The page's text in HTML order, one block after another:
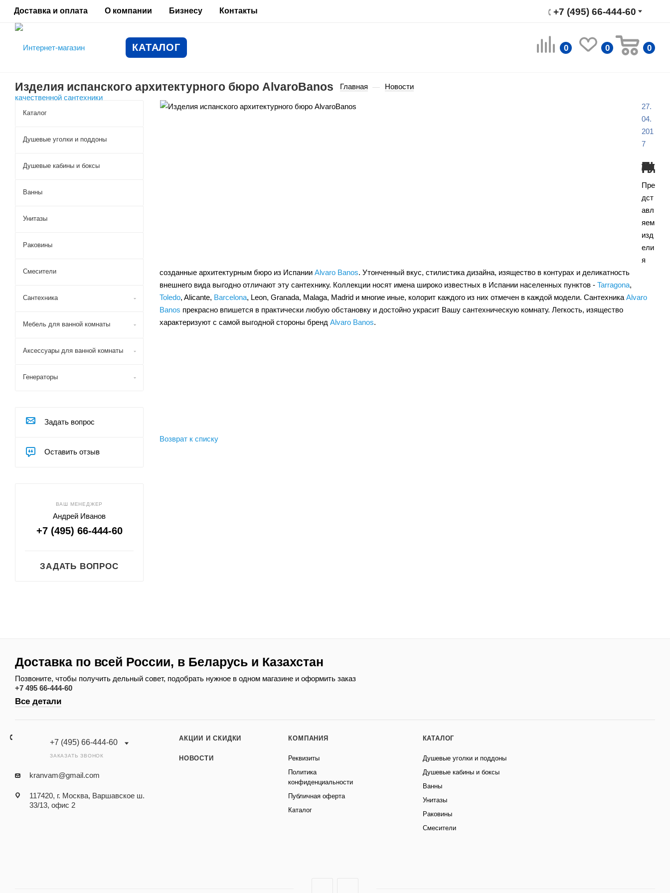
+7 (495) 66-444-60
Доставка и оплата О компании Бизнесу Контакты
КАТАЛОГ 0 0 0
Изделия испанского архитектурного бюро AlvaroBanos Главная — Новости
27.
04.
201
7
Изделия испанского архитектурного бюро AlvaroBanos
Пре
дст
авл
яем
изд
ели
я
созданные архитектурным бюро из Испании Alvaro Banos. Утонченный вкус, стилистика дизайна, изящество в контурах и деликатность
внешнего вида выгодно отличают эту сантехнику. Коллекции носят имена широко известных в Испании населенных пунктов - Tarragona,
Toledo, Alicante, Barcelona, Leon, Granada, Malaga, Madrid и многие иные, колорит каждого из них отмечен в каждой модели. Сантехника Alvaro
Banos прекрасно впишется в практически любую обстановку и достойно украсит Вашу сантехническую комнату. Легкость, изящество
характеризуют с самой выгодной стороны бренд Alvaro Banos.
Возврат к списку
Каталог
Душевые уголки и поддоны
Душевые кабины и боксы
Ванны
Унитазы
Раковины
Смесители
Сантехника
Мебель для ванной комнаты
Аксессуары для ванной комнаты
Генераторы
Задать вопрос
Оставить отзыв
ВАШ МЕНЕДЖЕР
Андрей Иванов
+7 (495) 66-444-60
ЗАДАТЬ ВОПРОС
Доставка по всей России, в Беларусь и Казахстан
Позвоните, чтобы получить дельный совет, подобрать нужное в одном магазине и оформить заказ
+7 495 66-444-60
Все детали
+7 (495) 66-444-60
ЗАКАЗАТЬ ЗВОНОК
kranvam@gmail.com
117420, г. Москва, Варшавское ш.
33/13, офис 2
АКЦИИ И СКИДКИ
НОВОСТИ
КОМПАНИЯ
Реквизиты
Политика
конфиденциальности
Публичная оферта
Каталог
КАТАЛОГ
Душевые уголки и поддоны
Душевые кабины и боксы
Ванны
Унитазы
Раковины
Смесители